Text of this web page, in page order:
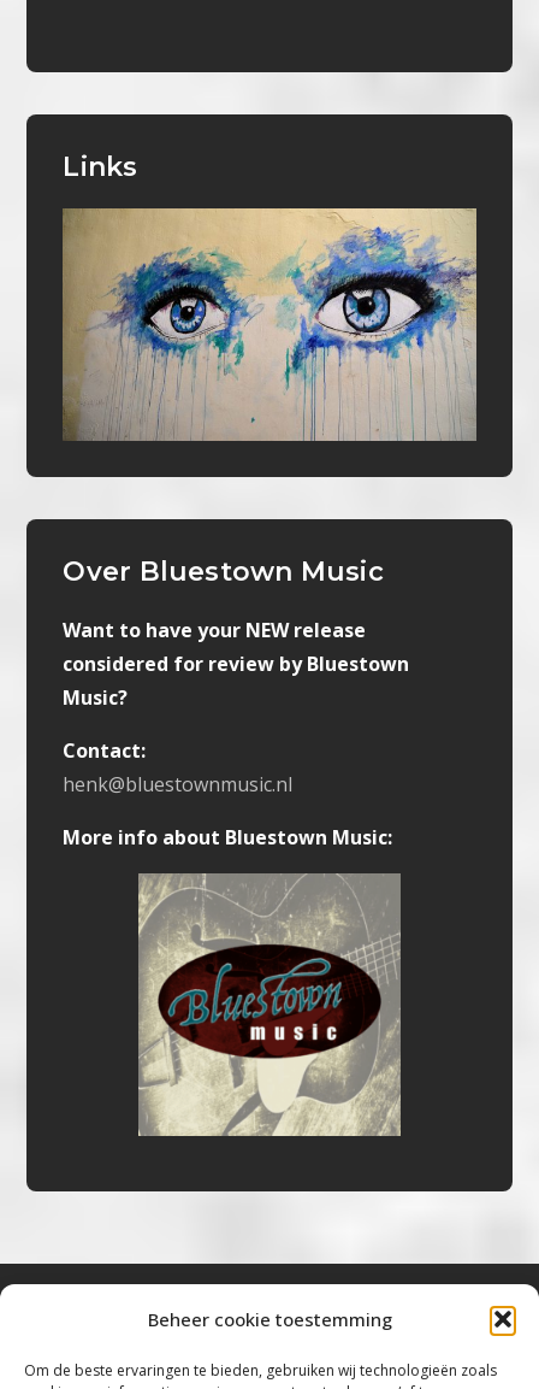
Beheer cookie toestemming
Om de beste ervaringen te bieden, gebruiken wij technologieën zoals
Links
Over Bluestown Music
Want to have your NEW release
considered for review by Bluestown
Music?
Contact:
henk@bluestownmusic.nl
More info about Bluestown Music: